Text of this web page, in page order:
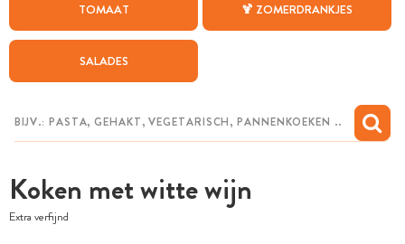
TOMAAT 🍹 ZOMERDRANKJES
SALADES
Koken met witte wijn
Extra verfijnd
WEEKMENU
CHAT MET MAIA
MIJN BEWAARDE RECEPTEN